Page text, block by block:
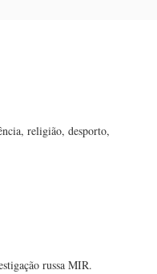
religião, desporto,
russa MIR.